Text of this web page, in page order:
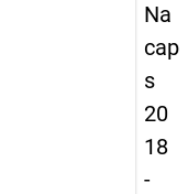
Na
cap
s
20
18
-